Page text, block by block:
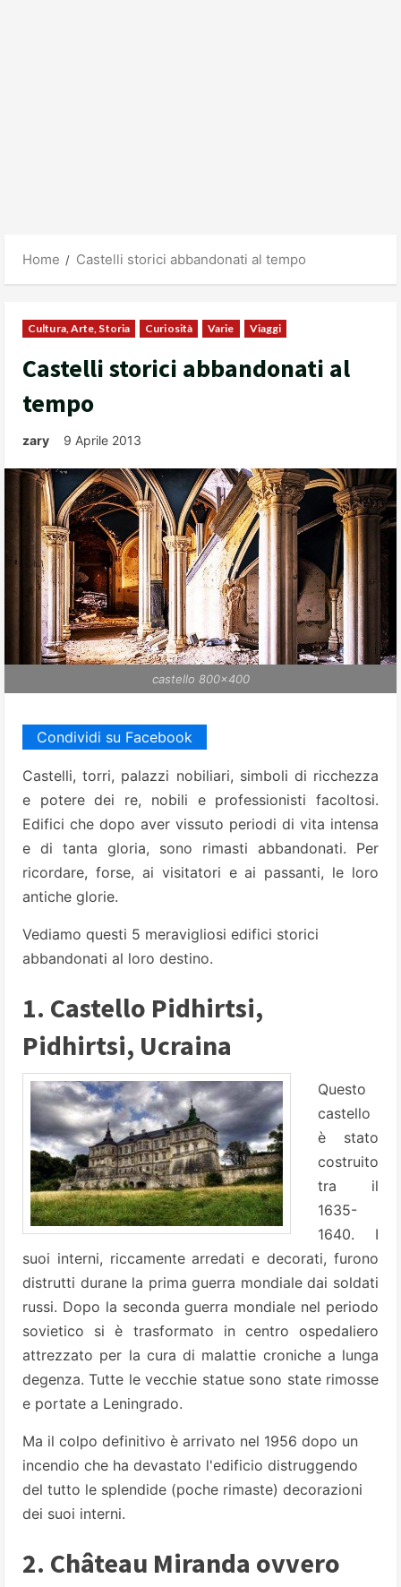
Home Castelli storici abbandonati al tempo
Cultura, Arte, Storia Curiosità Varie Viaggi
Castelli storici abbandonati al
tempo
zary 9 Aprile 2013
castello 800x400
Condividi su Facebook
Castelli, torri, palazzi nobiliari, simboli di ricchezza
e potere dei re, nobili e professionisti facoltosi.
Edifici che dopo aver vissuto periodi di vita intensa
e di tanta gloria, sono rimasti abbandonati. Per
ricordare, forse, ai visitatori e ai passanti, le loro
antiche glorie.
Vediamo questi 5 meravigliosi edifici storici
abbandonati al loro destino.
1. Castello Pidhirtsi,
Pidhirtsi, Ucraina
Questo
castello
è stato
costruito
tra il
1635-
1640. I
suoi interni, riccamente arredati e decorati, furono
distrutti durane la prima guerra mondiale dai soldati
russi. Dopo la seconda guerra mondiale nel periodo
sovietico si è trasformato in centro ospedaliero
attrezzato per la cura di malattie croniche a lunga
degenza. Tutte le vecchie statue sono state rimosse
e portate a Leningrado.
Ma il colpo definitivo è arrivato nel 1956 dopo un
incendio che ha devastato l'edificio distruggendo
del tutto le splendide (poche rimaste) decorazioni
dei suoi interni.
2. Château Miranda ovvero